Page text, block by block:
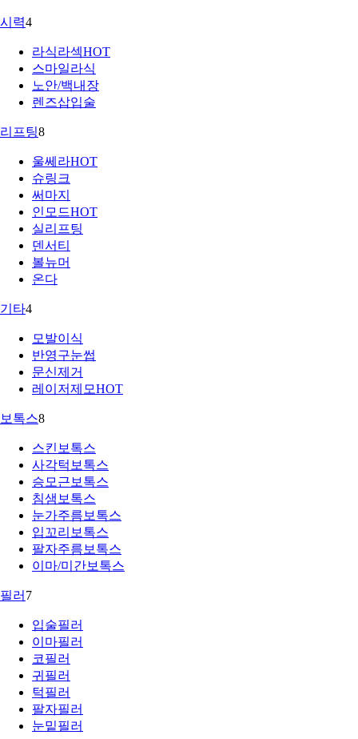
시력4
라식라섹HOT
스마일라식
노안/백내장
렌즈삽입술
리프팅8
울쎄라HOT
슈링크
써마지
인모드HOT
실리프팅
덴서티
볼뉴머
온다
기타4
모발이식
반영구눈썹
문신제거
레이저제모HOT
보톡스8
스킨보톡스
사각턱보톡스
승모근보톡스
침샘보톡스
눈가주름보톡스
입꼬리보톡스
팔자주름보톡스
이마/미간보톡스
필러 7
입술필러
이마필러
코필러
귀필러
턱필러
팔자필러
눈밑필러